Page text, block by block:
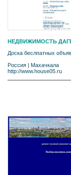
НЕДВИЖИМОСТЬ
Доска беслпатных
Россия | Махачкала
http://www.house05.ru